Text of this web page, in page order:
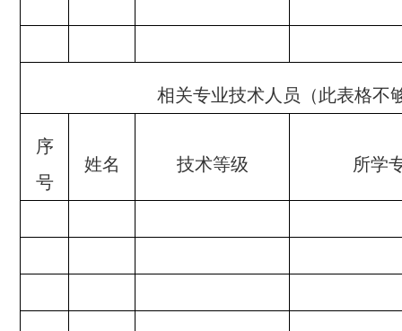
相关专业技术人员（此表格不
序
号
姓名 技术等级 所学